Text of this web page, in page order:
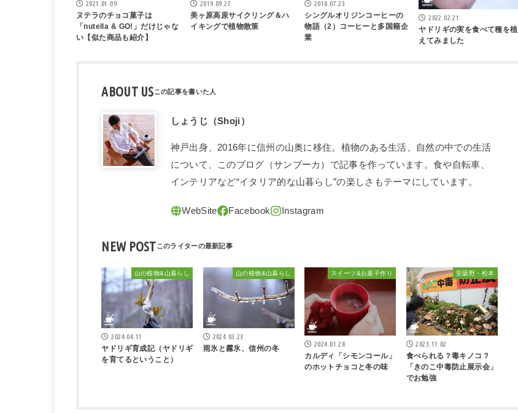
2021.01.09
ヌテラのチョコ菓子は
「nutella & GO!」だけじゃな
い【似た商品も紹介】
2019.09.27
美ヶ原高原サイクリング＆ハ
イキングで植物散策
2018.07.23
シングルオリジンコーヒーの
物語（2）コーヒーと多国籍企
業
2022.02.21
ヤドリギの実を食べて種を植
えてみました
ABOUT US
しょうじ（Shoji）
神戸出身、2016年に信州の山奥に移住。植物のある生活、自然の中での生活
について、このブログ（サンブーカ）で記事を作っています。食や自転車、
インテリアなど“イタリア的な山暮らし”の楽しさもテーマにしています。
NEW POST
山の植物&山暮らし
2024.04.11
ヤドリギ育成記（ヤドリギ
を育てるということ）
山の植物&山暮らし
2024.03.23
雨氷と霧氷、信州の冬
スイーツ&お菓子作り
2024.01.28
カルディ「シモンコール」
のホットチョコと冬の味
安曇野・松本
2023.11.02
食べられる？毒キノコ？
「きのこ中毒防止展示会」
でお勉強